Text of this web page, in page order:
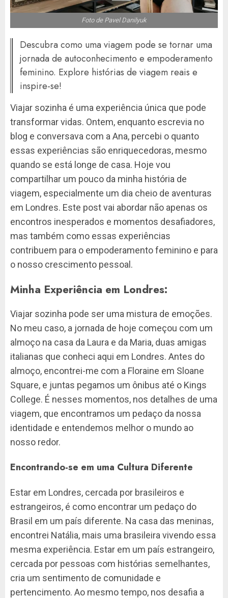
Foto de Pavel Danilyuk
Descubra como uma viagem pode se tornar uma
jornada de autoconhecimento e empoderamento
feminino. Explore histórias de viagem reais e
inspire-se!
Viajar sozinha é uma experiência única que pode
transformar vidas. Ontem, enquanto escrevia no
blog e conversava com a Ana, percebi o quanto
essas experiências são enriquecedoras, mesmo
quando se está longe de casa. Hoje vou
compartilhar um pouco da minha história de
viagem, especialmente um dia cheio de aventuras
em Londres. Este post vai abordar não apenas os
encontros inesperados e momentos desafiadores,
mas também como essas experiências
contribuem para o empoderamento feminino e para
o nosso crescimento pessoal.
Minha Experiência em Londres:
Viajar sozinha pode ser uma mistura de emoções.
No meu caso, a jornada de hoje começou com um
almoço na casa da Laura e da Maria, duas amigas
italianas que conheci aqui em Londres. Antes do
almoço, encontrei-me com a Floraine em Sloane
Square, e juntas pegamos um ônibus até o Kings
College. É nesses momentos, nos detalhes de uma
viagem, que encontramos um pedaço da nossa
identidade e entendemos melhor o mundo ao
nosso redor.
Encontrando-se em uma Cultura Diferente
Estar em Londres, cercada por brasileiros e
estrangeiros, é como encontrar um pedaço do
Brasil em um país diferente. Na casa das meninas,
encontrei Natália, mais uma brasileira vivendo essa
mesma experiência. Estar em um país estrangeiro,
cercada por pessoas com histórias semelhantes,
cria um sentimento de comunidade e
pertencimento. Ao mesmo tempo, nos desafia a